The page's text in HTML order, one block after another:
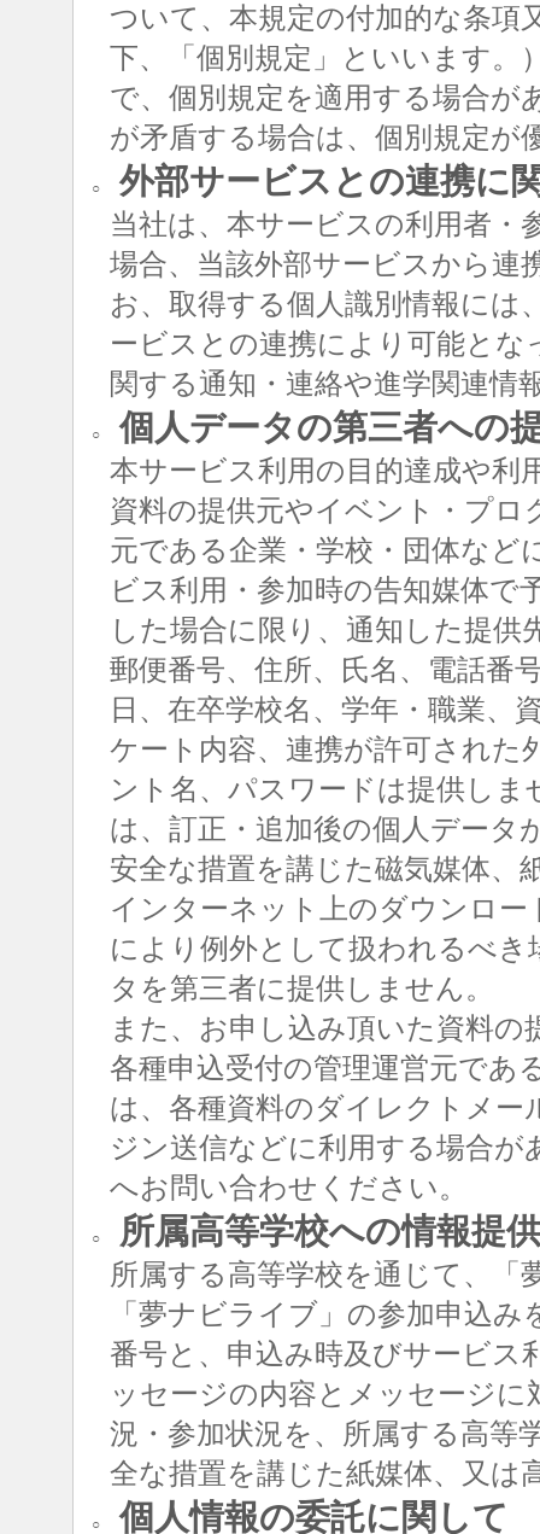
ついて、本規定の付加的な条項
下、「個別規定」といいます。
で、個別規定を適用する場合が
が矛盾する場合は、個別規定が
○ 外部サービスとの連携に
当社は、本サービスの利用者・
場合、当該外部サービスから連
お、取得する個人識別情報には
ービスとの連携により可能と
関する通知・連絡や進学関連情
○ 個人データの第三者への
本サービス利用の目的達成や利
資料の提供元やイベント・プロ
元である企業・学校・団体など
ビス利用・参加時の告知媒体で
した場合に限り、通知した提
郵便番号、住所、氏名、電話番
日、在卒学校名、学年・職業、
ケート内容、連携が許可された
ント名、パスワードは提供し
は、訂正・追加後の個人データ
安全な措置を講じた磁気媒体、
インターネット上のダウンロ
により例外として扱われるべ
タを第三者に提供しません。
また、お申し込み頂いた資料
各種申込受付の管理運営元であ
は、各種資料のダイレクトメー
ジン送信などに利用する場合
へお問い合わせください。
○ 所属高等学校への情報提
所属する高等学校を通じて、「
「夢ナビライブ」の参加申込
番号と、申込み時及びサービス
ッセージの内容とメッセージ
況・参加状況を、所属する高等
全な措置を講じた紙媒体、又は
○ 個人情報の委託に関して